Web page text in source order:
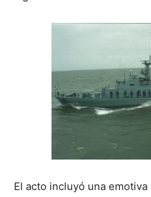
El acto incluyó una